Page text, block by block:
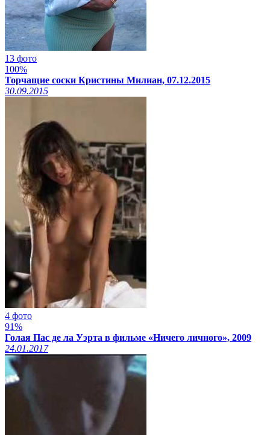
13 фото
100%
Торчащие соски Кристины Милиан, 07.12.2015
30.09.2015
4 фото
91%
Голая Пас де ла Уэрта в фильме «Ничего личного», 2009
24.01.2017